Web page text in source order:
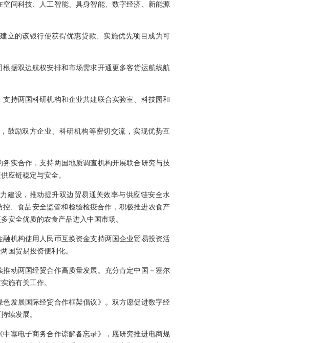
间科技、人工智能、具身智能、数字经济、新能源
立的该银行使获得优惠贷款、实施优先项目成为可
据双边航权安排和市场需求开通更多客货运航线航
持两国科研机构和企业共建联合实验室、科技园和
鼓励双方企业、科研机构等密切交流，实现优势互
实合作，支持两国地质调查机构开展联合研究与技
应链稳定与安全。
建设，推动提升双边贸易通关效率与供应链安全水
、食品安全监管和检验检疫合作，积极推进农食产
安全优质的农食产品进入中国市场。
机构使用人民币互换资金支持两国企业贸易投资活
国贸易投资便利化。
动两国经贸合作高质量发展。充分肯定中国－塞尔
施有关工作。
发展国际经贸合作框架倡议》。双方愿促进数字经
续发展。
塞电子商务合作谅解备忘录》，愿研究推进电商规